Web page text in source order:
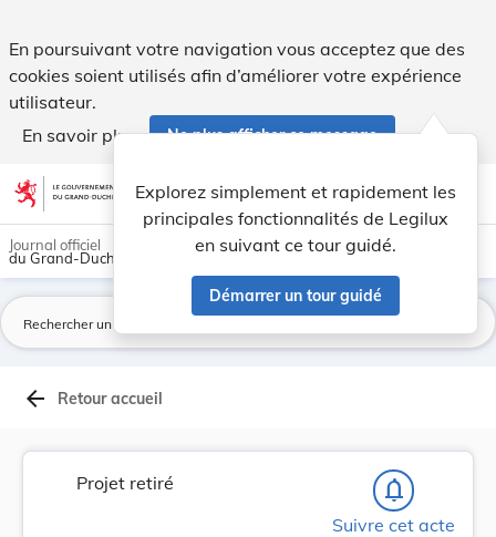
En poursuivant votre navigation vous acceptez que des
cookies soient utilisés afin d’améliorer votre expérience
utilisateur.
En savoir plus
Ne plus afficher ce message
Aller au contenu account_circle help Aide
Explorez simplement et rapidement les
principales fonctionnalités de Legilux
en suivant ce tour guidé.
Démarrer un tour guidé
light_mode dark_mode
Journal officiel
du Grand-Duché de Luxembourg
arrow_back Retour accueil
Projet retiré notifications_none
Suivre cet acte